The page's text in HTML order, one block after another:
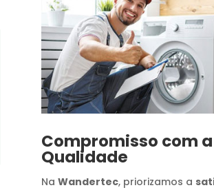
Compromisso com a
Qualidade
Na Wandertec, priorizamos a